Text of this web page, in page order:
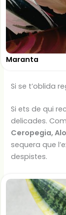
Maranta
Si se t’oblida
Si ets de qui
delicades.
Ceropegia,
sequera que
despistes.